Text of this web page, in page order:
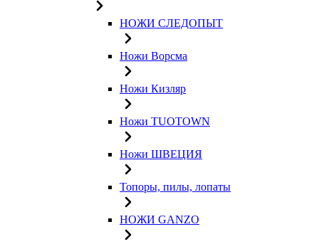
НОЖИ СЛЕДОПЫТ
Ножи Ворсма
Ножи Кизляр
Ножи TUOTOWN
Ножи ШВЕЦИЯ
Топоры, пилы, лопаты
НОЖИ GANZO